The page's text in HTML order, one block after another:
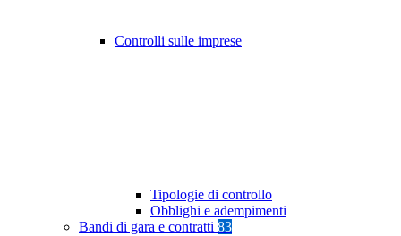
Controlli sulle imprese
Tipologie di controllo
Obblighi e adempimenti
Bandi di gara e contratti 83